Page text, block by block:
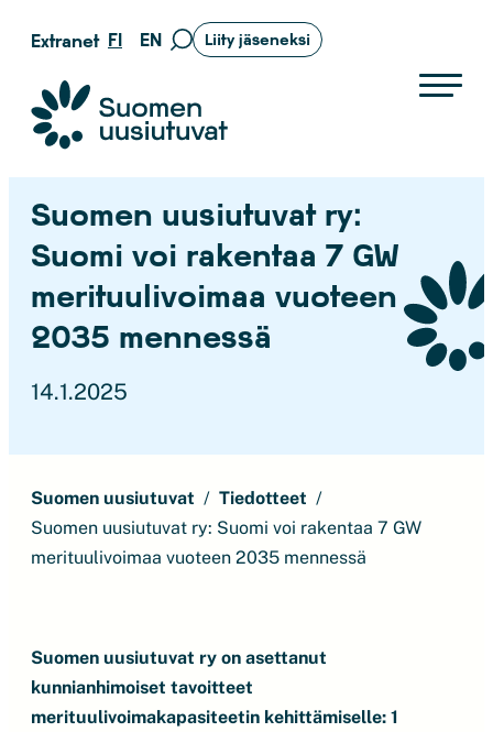
Siirry
sisältöön
Extranet FI EN
Siirry
Liity jäseneksi
Suomen uusiutuvat ry
Suomen uusiutuvat ry:
Suomi voi rakentaa 7 GW
merituulivoimaa vuoteen
2035 mennessä
14.1.2025
Suomen uusiutuvat
Tiedotteet
Suomen uusiutuvat ry: Suomi voi rakentaa 7 GW
merituulivoimaa vuoteen 2035 mennessä
Suomen uusiutuvat ry on asettanut
kunnianhimoiset tavoitteet
merituulivoimakapasiteetin kehittämiselle: 1